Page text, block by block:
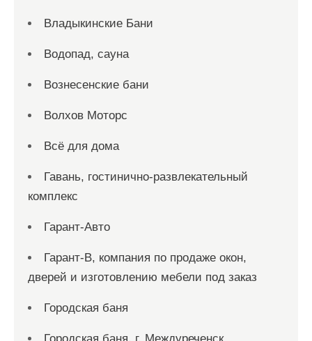
Владыкинские Бани
Водопад, сауна
Вознесенские бани
Волхов Моторс
Всё для дома
Гавань, гостинично-развлекательный
комплекс
Гарант-Авто
Гарант-В, компания по продаже окон,
дверей и изготовлению мебели под заказ
Городская баня